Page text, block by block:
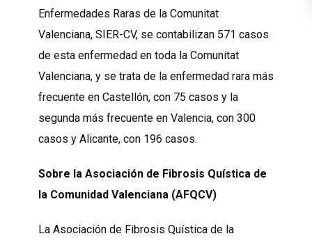
Enfermedades Raras de la Comunitat
Valenciana, SIER-CV, se contabilizan 571 casos
de esta enfermedad en toda la Comunitat
Valenciana, y se trata de la enfermedad rara más
frecuente en Castellón, con 75 casos y la
segunda más frecuente en Valencia, con 300
casos y Alicante, con 196 casos.
Sobre la Asociación de Fibrosis Quística de
la Comunidad Valenciana (AFQCV)
La Asociación de Fibrosis Quística de la